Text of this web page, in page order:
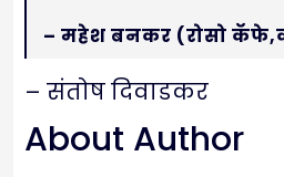
– महेश बनकर (रोसो
– संतोष दिवाडकर
About Author